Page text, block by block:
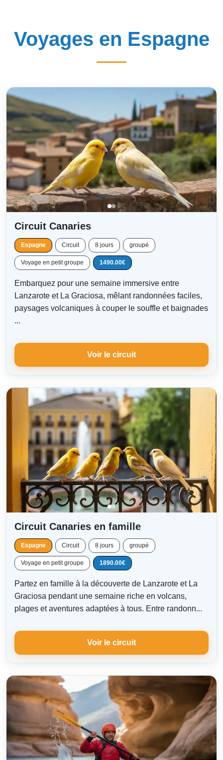
Voyages en Espagne
Circuit Canaries
Espagne Circuit 8 jours groupé
Voyage en petit groupe 1490.00€
Embarquez pour une semaine immersive entre
Lanzarote et La Graciosa, mêlant randonnées faciles,
paysages volcaniques à couper le souffle et baignades
...
Voir le circuit
Circuit Canaries en famille
Espagne Circuit 8 jours groupé
Voyage en petit groupe 1890.00€
Partez en famille à la découverte de Lanzarote et La
Graciosa pendant une semaine riche en volcans,
plages et aventures adaptées à tous. Entre randonn...
Voir le circuit